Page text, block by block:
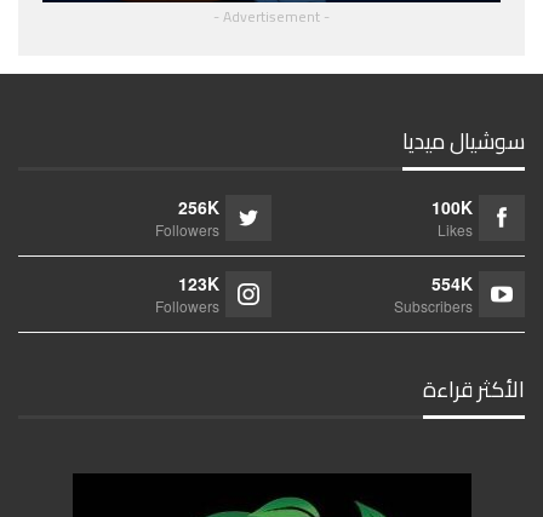
- Advertisement -
سوشيال ميديا
100K
Likes
256K
Followers
554K
Subscribers
123K
Followers
الأكثر قراءة